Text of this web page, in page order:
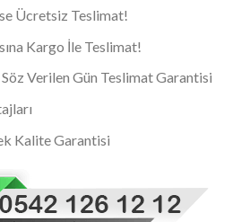
Ücretsiz Teslimat!
Kargo İle Teslimat!
Verilen Gün Teslimat Garantisi
Kalite Garantisi